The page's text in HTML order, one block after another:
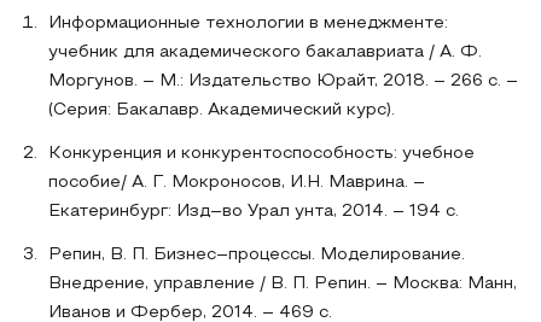
Информационные технологии в менеджменте:
учебник для академического бакалавриата / А. Ф.
Моргунов. – М.: Издательство Юрайт, 2018. – 266 с. –
(Серия: Бакалавр. Академический курс).
Конкуренция и конкурентоспособность: учебное
пособие/ А. Г. Мокроносов, И.Н. Маврина. –
Екатеринбург: Изд–во Урал унта, 2014. – 194 с.
Репин, В. П. Бизнес–процессы. Моделирование.
Внедрение, управление / В. П. Репин. – Москва: Манн,
Иванов и Фербер, 2014. – 469 с.